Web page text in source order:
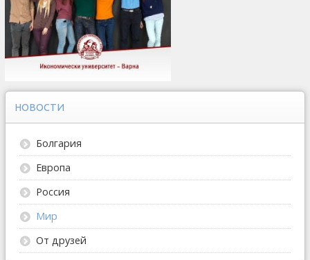
НОВОСТИ
Болгария
Европа
Россия
Мир
От друзей